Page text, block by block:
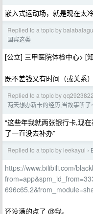
嵌入式运动场，就是现在太
Replied to a topic by
国宾这类
[公立] 三甲医院体检中心> [
既不差钱又有时间（或关系
Replied to a topic by
两天想办新卡的经历,当故事听了
“这些年我就两张银行卡,现
了一直没去补办”
Replied to a topic by leekayui ›
https://www.bilibili.com/
还没满的点了 @我。